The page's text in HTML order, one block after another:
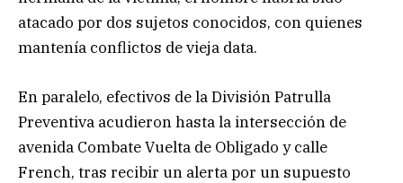
atacado por dos sujetos conocidos, con quienes
mantenía conflictos de vieja data.
En paralelo, efectivos de la División Patrulla
Preventiva acudieron hasta la intersección de
avenida Combate Vuelta de Obligado y calle
French, tras recibir un alerta por un supuesto